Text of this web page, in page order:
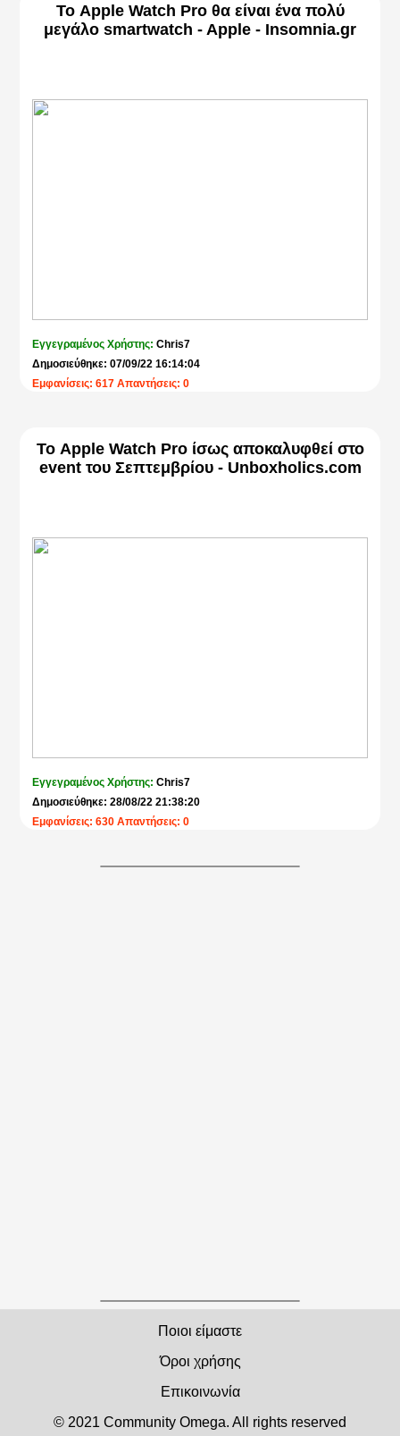
Το Apple Watch Pro θα είναι ένα πολύ
μεγάλο smartwatch - Apple - Insomnia.gr
Εγγεγραμένος Χρήστης:Chris7
Δημοσιεύθηκε: 07/09/22 16:14:04
Εμφανίσεις: 617 Απαντήσεις: 0
Το Apple Watch Pro ίσως αποκαλυφθεί στο
event του Σεπτεμβρίου - Unboxholics.com
Εγγεγραμένος Χρήστης:Chris7
Δημοσιεύθηκε: 28/08/22 21:38:20
Εμφανίσεις: 630 Απαντήσεις: 0
Ποιοι είμαστε
Όροι χρήσης
Επικοινωνία
© 2021 Community Οmega. All rights reserved